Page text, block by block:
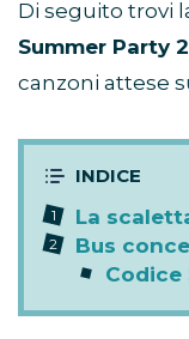
Di seguito trovi
Summer Party
canzoni attese
La
Bus
Codice